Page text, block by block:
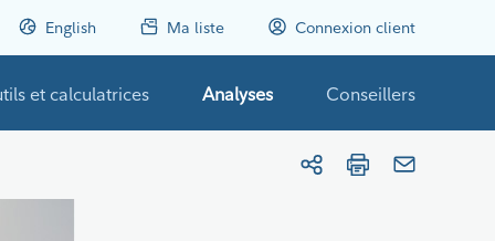
English Ma liste Connexion client
et calculatrices Analyses Conseillers